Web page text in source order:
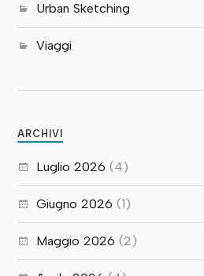
Urban Sketching
Viaggi
ARCHIVI
Luglio 2026 (4)
Giugno 2026 (1)
Maggio 2026 (2)